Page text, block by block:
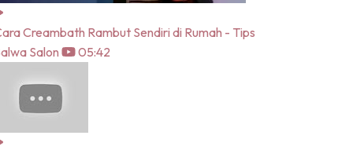
Creambath Rambut Sendiri di Rumah - Tips
Salon
05:42